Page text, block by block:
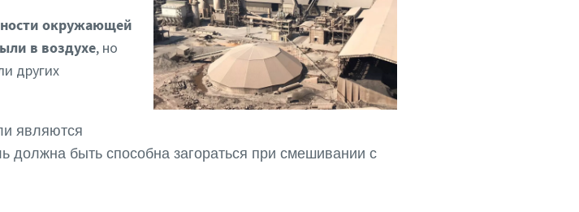
окружающей
в воздухе, но
других
являются
должна быть способна загораться при смешивании с